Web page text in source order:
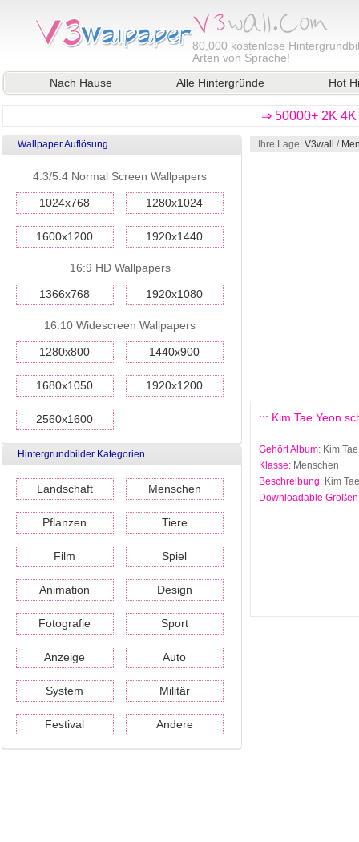
80,000 kostenlose
Arten von Sprache!
Nach Hause
Alle Hintergründe Hot
⇒ 50000+ 2K
Wallpaper Auflösung
4:3/5:4 Normal Screen Wallpapers
1024x768 1280x1024
1600x1200 1920x1440
16:9 HD Wallpapers
1366x768 1920x1080
16:10 Widescreen Wallpapers
1280x800 1440x900
1680x1050 1920x1200
2560x1600
Hintergrundbilder Kategorien
Landschaft Menschen
Pflanzen Tiere
Film Spiel
Animation Design
Fotografie Sport
Anzeige Auto
System Militär
Festival Andere
Ihre Lage: V3wall /
::: Kim Tae Yeon
Gehört Album: Kim
Klasse: Menschen
Beschreibung: Kim
Downloadable Größen